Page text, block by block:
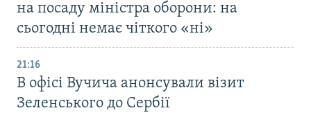
на посаду міністра оборони: на
сьогодні немає чіткого «ні»
21:16
В офісі Вучича анонсували візит
Зеленського до Сербії